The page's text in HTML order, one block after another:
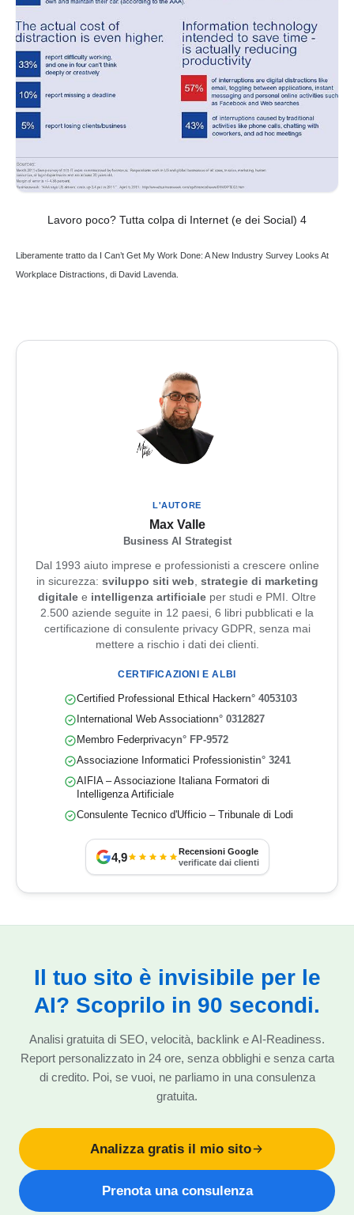
Lavoro poco? Tutta colpa di Internet (e dei Social) 4
Liberamente tratto da I Can’t Get My Work Done: A New Industry Survey Looks At
Workplace Distractions, di David Lavenda.
L'AUTORE
Max Valle
Business AI Strategist
Dal 1993 aiuto imprese e professionisti a crescere online
in sicurezza: sviluppo siti web, strategie di marketing
digitale e intelligenza artificiale per studi e PMI. Oltre
2.500 aziende seguite in 12 paesi, 6 libri pubblicati e la
certificazione di consulente privacy GDPR, senza mai
mettere a rischio i dati dei clienti.
CERTIFICAZIONI E ALBI
Certified Professional Ethical Hackern° 4053103
International Web Associationn° 0312827
Membro Federprivacyn° FP-9572
Associazione Informatici Professionistin° 3241
AIFIA – Associazione Italiana Formatori di
Intelligenza Artificiale
Consulente Tecnico d'Ufficio – Tribunale di Lodi
4,9
Recensioni Google
verificate dai clienti
Il tuo sito è invisibile per le
AI? Scoprilo in 90 secondi.
Analisi gratuita di SEO, velocità, backlink e AI-Readiness.
Report personalizzato in 24 ore, senza obblighi e senza carta
di credito. Poi, se vuoi, ne parliamo in una consulenza
gratuita.
Analizza gratis il mio sito
Prenota una consulenza